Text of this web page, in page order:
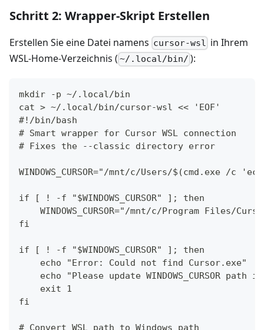
Schritt 2: Wrapper-Skript Erstellen
Erstellen Sie eine Datei namens cursor-wsl in Ihrem
WSL-Home-Verzeichnis ( ~/.local/bin/ ):
mkdir -p ~/.local/bin
cat > ~/.local/bin/cursor-wsl << 'EOF'
#!/bin/bash
# Smart wrapper for Cursor WSL connection
# Fixes the --classic directory error
WINDOWS_CURSOR="/mnt/c/Users/$(cmd.exe /
if [ ! -f "$WINDOWS_CURSOR" ]; then
WINDOWS_CURSOR="/mnt/c/Program Files/
fi
if [ ! -f "$WINDOWS_CURSOR" ]; then
    echo "Error: Could not find Cursor.exe"
echo "Please update WINDOWS_CURSOR path
    exit 1
fi